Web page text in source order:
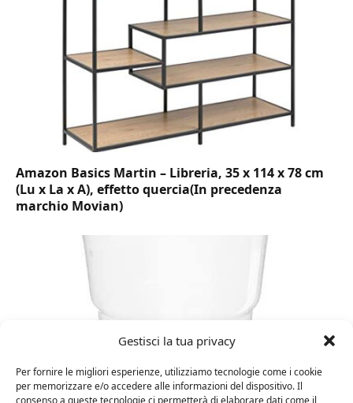
Gestisci la tua privacy
Per fornire le migliori esperienze, utilizziamo tecnologie come i cookie
per memorizzare e/o accedere alle informazioni del dispositivo. Il
consenso a queste tecnologie ci permetterà di elaborare dati come il
Amazon Basics Martin – Libreria, 35 x 114 x 78 cm
(Lu x La x A), effetto quercia(In precedenza
marchio Movian)